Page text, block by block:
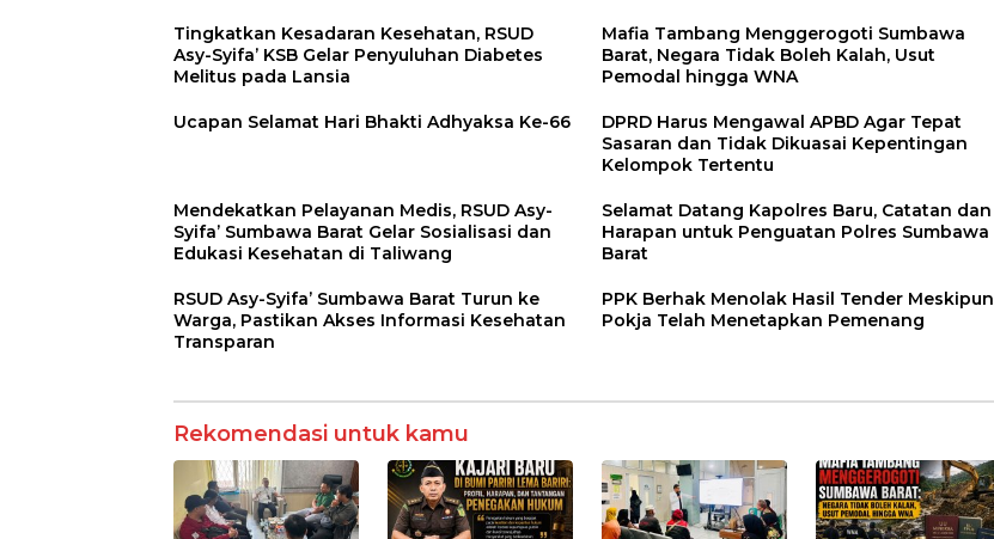
Tingkatkan Kesadaran Kesehatan, RSUD
Asy-Syifa’ KSB Gelar Penyuluhan Diabetes
Melitus pada Lansia
Mafia Tambang Menggerogoti Sumbawa
Barat, Negara Tidak Boleh Kalah, Usut
Pemodal hingga WNA
Ucapan Selamat Hari Bhakti Adhyaksa Ke-66
DPRD Harus Mengawal APBD Agar Tepat
Sasaran dan Tidak Dikuasai Kepentingan
Kelompok Tertentu
Mendekatkan Pelayanan Medis, RSUD Asy-
Syifa’ Sumbawa Barat Gelar Sosialisasi dan
Edukasi Kesehatan di Taliwang
Selamat Datang Kapolres Baru, Catatan dan
Harapan untuk Penguatan Polres Sumbawa
Barat
RSUD Asy-Syifa’ Sumbawa Barat Turun ke
Warga, Pastikan Akses Informasi Kesehatan
Transparan
PPK Berhak Menolak Hasil Tender Meskipun
Pokja Telah Menetapkan Pemenang
Rekomendasi untuk kamu